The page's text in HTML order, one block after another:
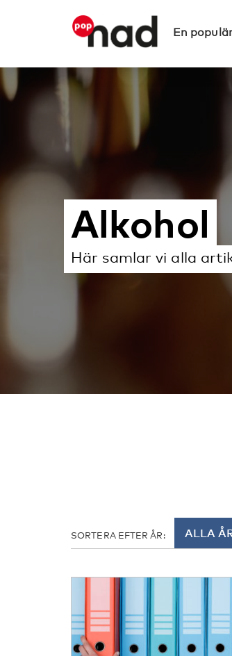
En
Alkohol
Här samlar vi alla
SORTERA EFTER ÅR: ALLA